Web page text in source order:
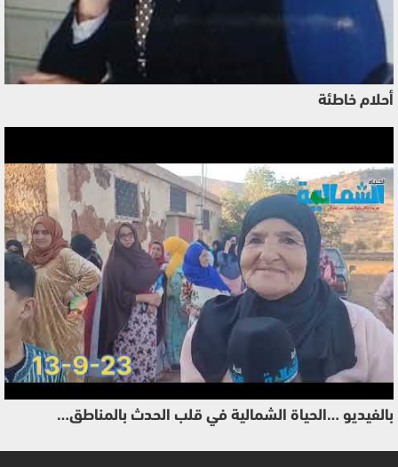
أحلام خاطئة
بالفيديو …الحياة الشمالية في قلب الحدث بالمناطق…